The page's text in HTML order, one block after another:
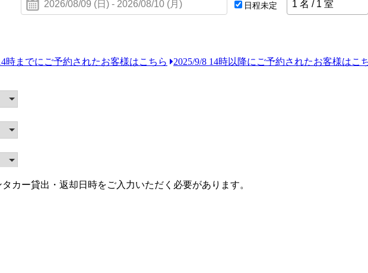
日程未定
時までにご予約されたお客様はこちら 2025/9/8 14時以降にご予約されたお客様はこ
カー貸出・返却日時をご入力いただく必要があります。